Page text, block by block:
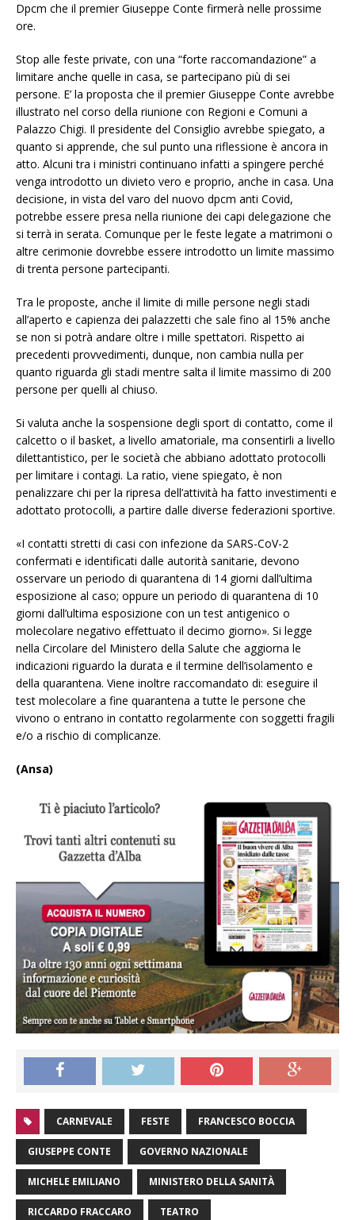
Dpcm che il premier Giuseppe Conte firmerà nelle prossime
ore.
Stop alle feste private, con una “forte raccomandazione” a
limitare anche quelle in casa, se partecipano più di sei
persone. E’ la proposta che il premier Giuseppe Conte avrebbe
illustrato nel corso della riunione con Regioni e Comuni a
Palazzo Chigi. Il presidente del Consiglio avrebbe spiegato, a
quanto si apprende, che sul punto una riflessione è ancora in
atto. Alcuni tra i ministri continuano infatti a spingere perché
venga introdotto un divieto vero e proprio, anche in casa. Una
decisione, in vista del varo del nuovo dpcm anti Covid,
potrebbe essere presa nella riunione dei capi delegazione che
si terrà in serata. Comunque per le feste legate a matrimoni o
altre cerimonie dovrebbe essere introdotto un limite massimo
di trenta persone partecipanti.
Tra le proposte, anche il limite di mille persone negli stadi
all’aperto e capienza dei palazzetti che sale fino al 15% anche
se non si potrà andare oltre i mille spettatori. Rispetto ai
precedenti provvedimenti, dunque, non cambia nulla per
quanto riguarda gli stadi mentre salta il limite massimo di 200
persone per quelli al chiuso.
Si valuta anche la sospensione degli sport di contatto, come il
calcetto o il basket, a livello amatoriale, ma consentirli a livello
dilettantistico, per le società che abbiano adottato protocolli
per limitare i contagi. La ratio, viene spiegato, è non
penalizzare chi per la ripresa dell’attività ha fatto investimenti e
adottato protocolli, a partire dalle diverse federazioni sportive.
«I contatti stretti di casi con infezione da SARS-CoV-2
confermati e identificati dalle autorità sanitarie, devono
osservare un periodo di quarantena di 14 giorni dall’ultima
esposizione al caso; oppure un periodo di quarantena di 10
giorni dall’ultima esposizione con un test antigenico o
molecolare negativo effettuato il decimo giorno». Si legge
nella Circolare del Ministero della Salute che aggiorna le
indicazioni riguardo la durata e il termine dell’isolamento e
della quarantena. Viene inoltre raccomandato di: eseguire il
test molecolare a fine quarantena a tutte le persone che
vivono o entrano in contatto regolarmente con soggetti fragili
e/o a rischio di complicanze.
(Ansa)
CARNEVALE FESTE FRANCESCO BOCCIA
GIUSEPPE CONTE GOVERNO NAZIONALE
MICHELE EMILIANO MINISTERO DELLA SANITÀ
RICCARDO FRACCARO TEATRO